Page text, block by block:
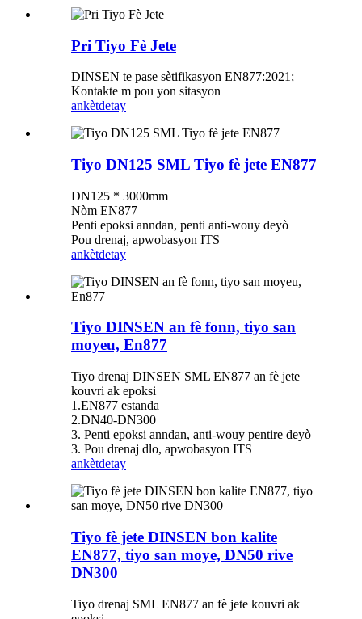
Pri Tiyo Fè Jete
DINSEN te pase sètifikasyon EN877:2021;
Kontakte m pou yon sitasyon
ankètdetay
Tiyo DN125 SML Tiyo fè jete EN877
DN125 * 3000mm
Nòm EN877
Penti epoksi anndan, penti anti-wouy deyò
Pou drenaj, apwobasyon ITS
ankètdetay
Tiyo DINSEN an fè fonn, tiyo san
moyeu, En877
Tiyo drenaj DINSEN SML EN877 an fè jete
kouvri ak epoksi
1.EN877 estanda
2.DN40-DN300
3. Penti epoksi anndan, anti-wouy pentire deyò
3. Pou drenaj dlo, apwobasyon ITS
ankètdetay
Tiyo fè jete DINSEN bon kalite
EN877, tiyo san moye, DN50 rive
DN300
Tiyo drenaj SML EN877 an fè jete kouvri ak